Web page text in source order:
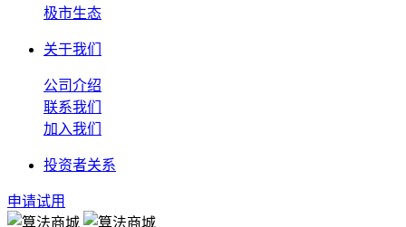
极市生态
关于我们
公司介绍
联系我们
加入我们
投资者关系
申请试用